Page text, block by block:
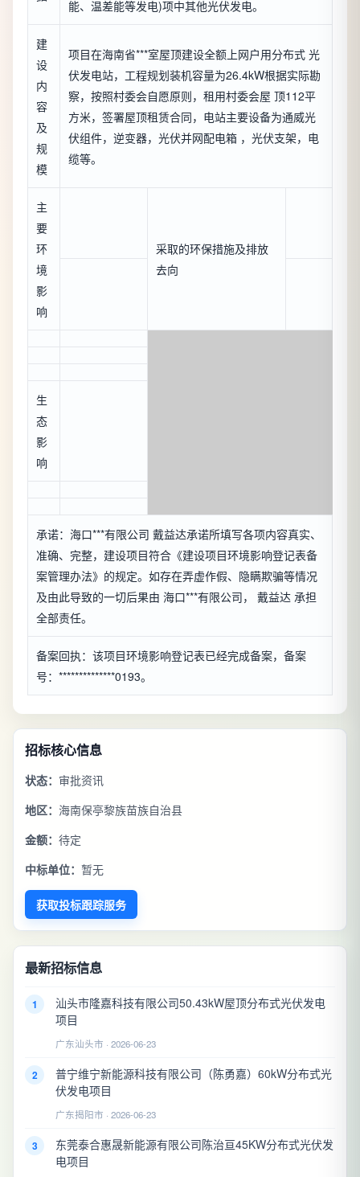
能、温差能等发电)项中其他光伏发电。
建
设
内
容
及
规
模
项目在海南省***室屋顶建设全额上网户用分布式 光
伏发电站，工程规划装机容量为26.4kW根据实际勘
察，按照村委会自愿原则，租用村委会屋 顶112平
方米，签署屋顶租赁合同，电站主要设备为通威光
伏组件，逆变器，光伏并网配电箱 ，光伏支架，电
缆等。
主
要
环
境
影
响
采取的环保措施及排放
去向
生
态
影
响
承诺：海口***有限公司 戴益达承诺所填写各项内容真实、
准确、完整，建设项目符合《建设项目环境影响登记表备
案管理办法》的规定。如存在弄虚作假、隐瞒欺骗等情况
及由此导致的一切后果由 海口***有限公司， 戴益达 承担
全部责任。
备案回执：该项目环境影响登记表已经完成备案，备案
号：**************0193。
招标核心信息
状态： 审批资讯
地区： 海南保亭黎族苗族自治县
金额： 待定
中标单位： 暂无
获取投标跟踪服务
最新招标信息
1
汕头市隆嘉科技有限公司50.43kW屋顶分布式光伏发电
项目
广东汕头市 · 2026-06-23
2
普宁维宁新能源科技有限公司（陈勇嘉）60kW分布式光
伏发电项目
广东揭阳市 · 2026-06-23
3
东莞泰合惠晟新能源有限公司陈治亘45KW分布式光伏发
电项目